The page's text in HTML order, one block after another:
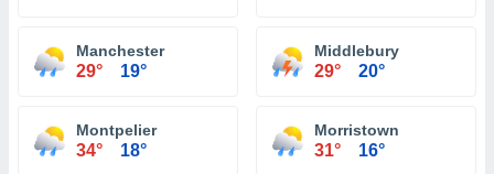
Manchester
29° 19°
Middlebury
29° 20°
Montpelier
34° 18°
Morristown
31° 16°